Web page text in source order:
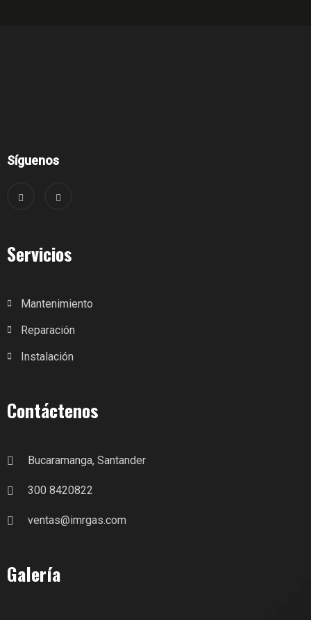
Síguenos
Servicios
Mantenimiento
Reparación
Instalación
Contáctenos
Bucaramanga, Santander
300 8420822
ventas@imrgas.com
Galería